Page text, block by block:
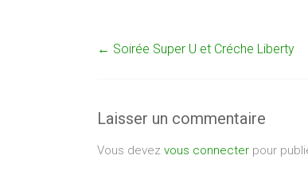
← Soirée Super U et Créche Liberty
Laisser un commentaire
Vous devez vous connecter pour